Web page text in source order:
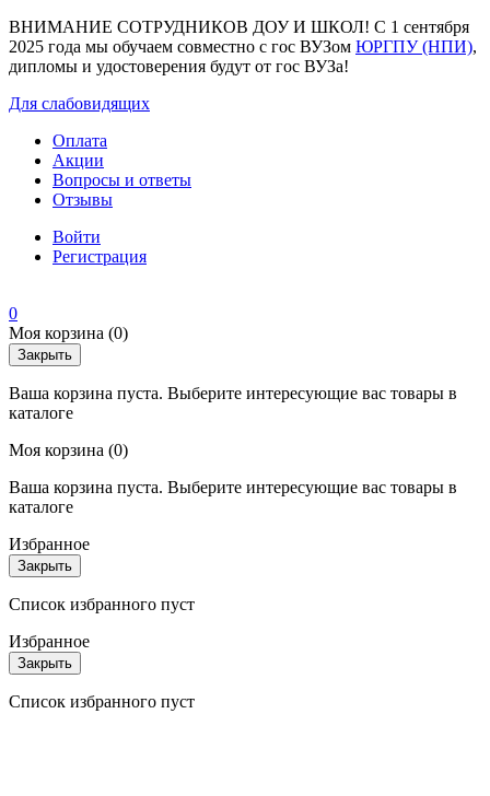
ВНИМАНИЕ СОТРУДНИКОВ ДОУ И ШКОЛ! С 1 сентября
2025 года мы обучаем совместно с гос ВУЗом ЮРГПУ (НПИ),
дипломы и удостоверения будут от гос ВУЗа!
Для слабовидящих
Оплата
Акции
Вопросы и ответы
Отзывы
Войти
Регистрация
0
Моя корзина (0)
Закрыть
Ваша корзина пуста. Выберите интересующие вас товары в
каталоге
Моя корзина (0)
Ваша корзина пуста. Выберите интересующие вас товары в
каталоге
Избранное
Закрыть
Список избранного пуст
Избранное
Закрыть
Список избранного пуст